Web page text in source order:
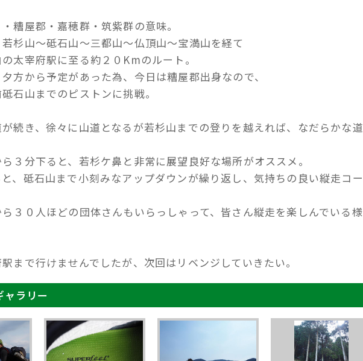
糟屋郡・嘉穂群・筑紫群の意味。
杉山〜砥石山〜三都山〜仏頂山〜宝満山を経て
太宰府駅に至る約２０Kmのルート。
方から予定があった為、今日は糟屋郡出身なので、
石山までのピストンに挑戦。
続き、徐々に山道となるが若杉山までの登りを越えれば、なだらかな道
３分下ると、若杉ケ鼻と非常に展望良好な場所がオススメ。
、砥石山まで小刻みなアップダウンが繰り返し、気持ちの良い縦走コー
３０人ほどの団体さんもいらっしゃって、皆さん縦走を楽しんでいる様
まで行けませんでしたが、次回はリベンジしていきたい。
ャラリー